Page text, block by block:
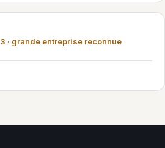
· grande entreprise reconnue